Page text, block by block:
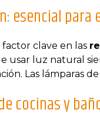
esencial para
clave en las
usar luz natural
Las lámparas
cocinas y